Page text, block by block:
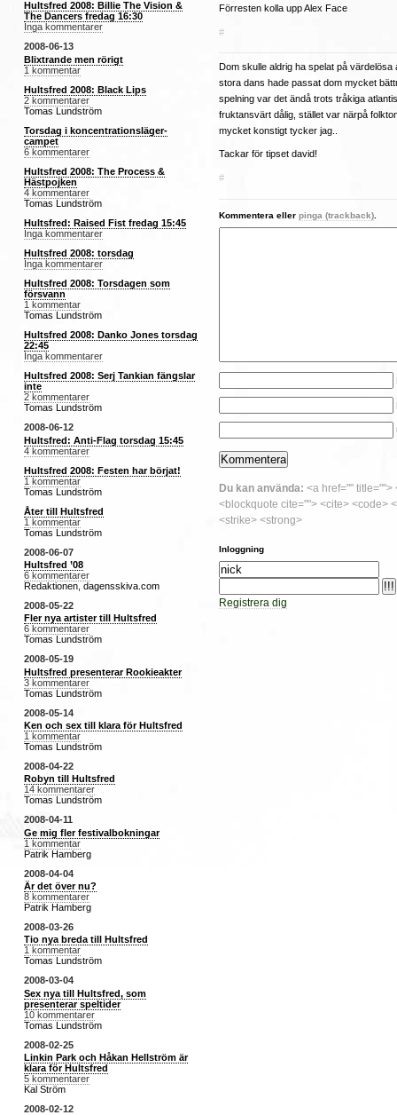
Hultsfred 2008: Billie The Vision &
The Dancers fredag 16:30
Inga kommentarer
2008-06-13
Blixtrande men rörigt
1 kommentar
Hultsfred 2008: Black Lips
2 kommentarer
Tomas Lundström
Torsdag i koncentrationsläger-
campet
6 kommentarer
Hultsfred 2008: The Process &
Hästpojken
4 kommentarer
Tomas Lundström
Hultsfred: Raised Fist fredag 15:45
Inga kommentarer
Hultsfred 2008: torsdag
Inga kommentarer
Hultsfred 2008: Torsdagen som
försvann
1 kommentar
Tomas Lundström
Hultsfred 2008: Danko Jones torsdag
22:45
Inga kommentarer
Hultsfred 2008: Serj Tankian fängslar
inte
2 kommentarer
Tomas Lundström
2008-06-12
Hultsfred: Anti-Flag torsdag 15:45
4 kommentarer
Hultsfred 2008: Festen har börjat!
1 kommentar
Tomas Lundström
Åter till Hultsfred
1 kommentar
Tomas Lundström
2008-06-07
Hultsfred ’08
6 kommentarer
Redaktionen, dagensskiva.com
2008-05-22
Fler nya artister till Hultsfred
6 kommentarer
Tomas Lundström
2008-05-19
Hultsfred presenterar Rookieakter
3 kommentarer
Tomas Lundström
2008-05-14
Ken och sex till klara för Hultsfred
1 kommentar
Tomas Lundström
2008-04-22
Robyn till Hultsfred
14 kommentarer
Tomas Lundström
2008-04-11
Ge mig fler festivalbokningar
1 kommentar
Patrik Hamberg
2008-04-04
Är det över nu?
8 kommentarer
Patrik Hamberg
2008-03-26
Tio nya breda till Hultsfred
1 kommentar
Tomas Lundström
2008-03-04
Sex nya till Hultsfred, som
presenterar speltider
10 kommentarer
Tomas Lundström
2008-02-25
Linkin Park och Håkan Hellström är
klara för Hultsfred
5 kommentarer
Kal Ström
2008-02-12
Förresten kolla upp Alex Face
#
Dom skulle aldrig ha spelat på värdelösa
stora dans hade passat dom mycket
spelning var det ändå trots tråkiga
fruktansvärt dålig, stället var närpå
mycket konstigt tycker jag..
Tackar för tipset david!
#
Kommentera eller pinga (trackback)
Du kan använda: <a href="" title="">
<blockquote cite=""> <cite> <code>
<strike> <strong>
Inloggning
Registrera dig